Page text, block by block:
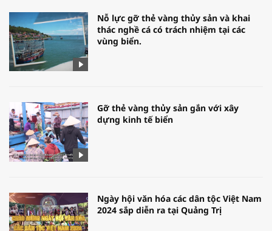
Nỗ lực gỡ thẻ vàng thủy sản và khai
thác nghề cá có trách nhiệm tại các
vùng biển.
Gỡ thẻ vàng thủy sản gắn với xây
dựng kinh tế biển
Ngày hội văn hóa các dân tộc Việt Nam
2024 sắp diễn ra tại Quảng Trị